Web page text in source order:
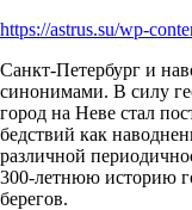
https://astrus.su/wp-
Санкт-Петербург и
синонимами. В силу
город на Неве стал
бедствий как
различной
300-летнюю историю
берегов.